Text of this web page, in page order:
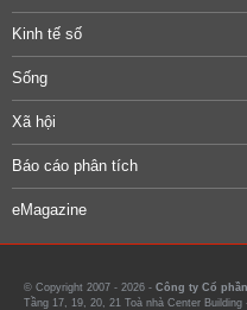
Kinh tế số
Sống
Xã hội
Báo cáo phân tích
eMagazine
© Copyright 2007 - 2026 - Công ty Cổ
Tầng 17, 19, 20, 21 Toà nhà Center